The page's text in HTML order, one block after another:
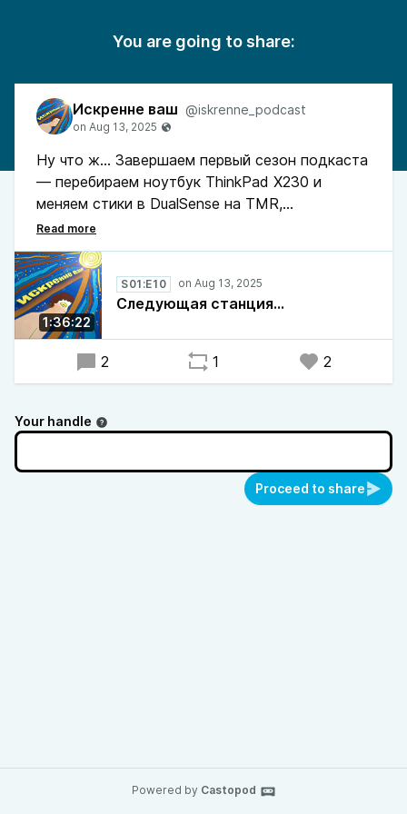
You are going to share:
Искренне ваш @iskrenne_podcast
Ну что ж... Завершаем первый сезон подкаста
— перебираем ноутбук ThinkPad X230 и
меняем стики в DualSense на TMR,
затрагиваем маскулинность в современном
обществе, вспоминаем «Игру в кальмара» и
делимся впечатлениями от разных
медиапродуктов.
Дальше подкаст отправляется с нашей
станции во второй сезон! Скоро услышимся :)
1:36:22
S01:E10
Следующая станция...
2 1 2
Your handle
Proceed to share
Powered by Castopod